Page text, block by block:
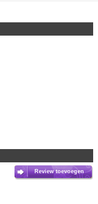
Review toevoegen